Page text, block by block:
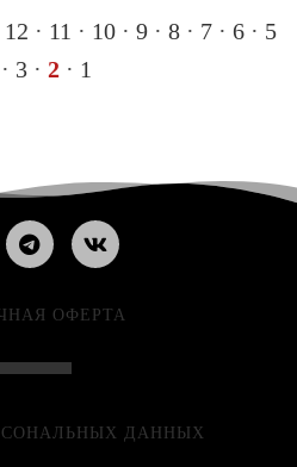
12 · 11 · 10· 9· 8· 7· 6· 5
3· 2· 1
ОФЕРТА
ДАННЫХ